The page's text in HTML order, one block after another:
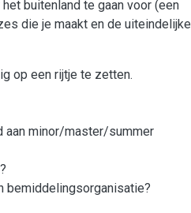
buitenland te gaan voor (een
die je maakt en de uiteindelijke
op een rijtje te zetten.
aan minor/master/summer
bemiddelingsorganisatie?